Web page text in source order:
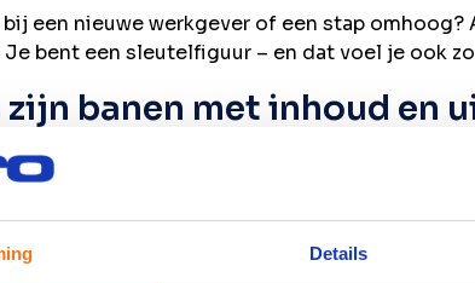
Details
een nieuwe werkgever of een stap
bent een sleutelfiguur – en dat voel je ook
zijn banen met inhoud en
een uitdagende functie met veel
werkgever die beter